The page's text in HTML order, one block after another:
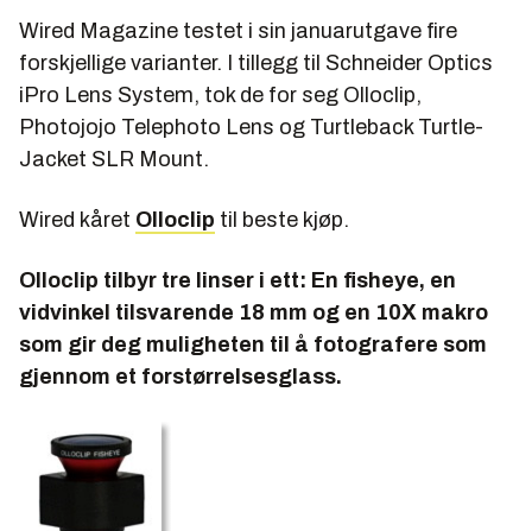
Wired Magazine testet i sin januarutgave fire
forskjellige varianter. I tillegg til Schneider Optics
iPro Lens System, tok de for seg Olloclip,
Photojojo Telephoto Lens og Turtleback Turtle-
Jacket SLR Mount.
Wired kåret Olloclip til beste kjøp.
Olloclip tilbyr tre linser i ett: En fisheye, en
vidvinkel tilsvarende 18 mm og en 10X makro
som gir deg muligheten til å fotografere som
gjennom et forstørrelsesglass.